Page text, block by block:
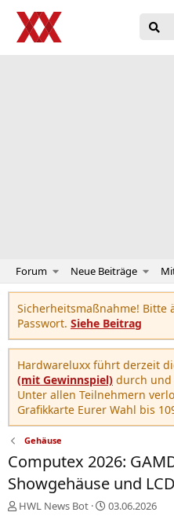
Forum Neue Beiträge
Sicherheitsmaßnahme! Bitte
Passwort. Siehe Beitrag
Hardwareluxx führt derzeit
(mit Gewinnspiel) durch und
Unter allen Teilnehmern
Grafikkarte Eurer Wahl bis
Gehäuse
Computex 2026:
Showgehäuse und
E
HWL News Bot
E
03.06.2026